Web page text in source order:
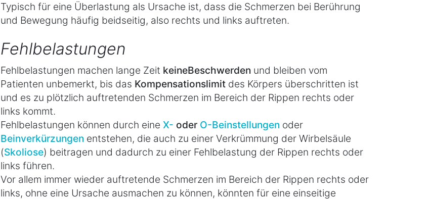
Typisch für eine Überlastung als Ursache ist, dass die Schmerzen bei Berührung
und Bewegung häufig beidseitig, also rechts und links auftreten.
Fehlbelastungen
Fehlbelastungen machen lange Zeit keineBeschwerden und bleiben vom
Patienten unbemerkt, bis das Kompensationslimit des Körpers überschritten ist
und es zu plötzlich auftretenden Schmerzen im Bereich der Rippen rechts oder
links kommt.
Fehlbelastungen können durch eine X- oder O-Beinstellungen oder
Beinverkürzungen entstehen, die auch zu einer Verkrümmung der Wirbelsäule
(Skoliose) beitragen und dadurch zu einer Fehlbelastung der Rippen rechts oder
links führen.
Vor allem immer wieder auftretende Schmerzen im Bereich der Rippen rechts oder
links, ohne eine Ursache ausmachen zu können, könnten für eine einseitige